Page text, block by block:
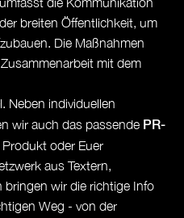
breiten Öffentlichkeit, um
Die Maßnahmen
mit dem
Neben individuellen
wir auch das passende PR-
oder Euer
aus Textern,
wir die richtige Info
Weg - von der